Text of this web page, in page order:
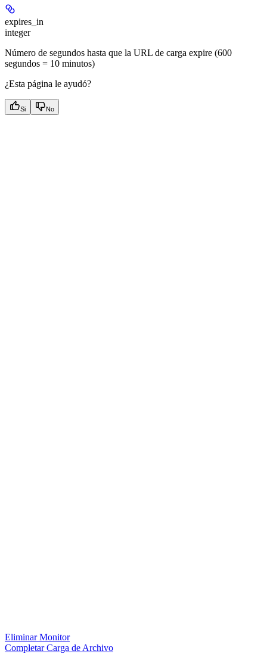
expires_in
integer
Número de segundos hasta que la URL de carga expire (600
segundos = 10 minutos)
¿Esta página le ayudó?
Si No
Eliminar Monitor
Completar Carga de Archivo